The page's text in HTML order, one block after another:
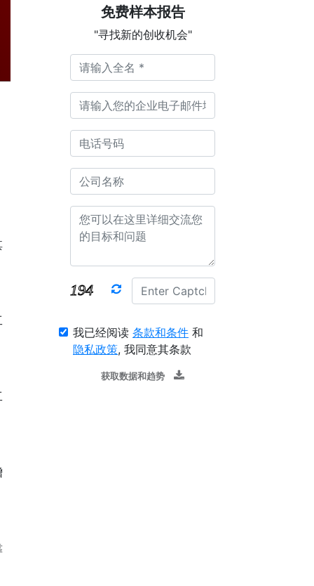
免费样本报告
"寻找新的创收机会"
我已经阅读 条款和条件 和
隐私政策, 我同意其条款
获取数据和趋势